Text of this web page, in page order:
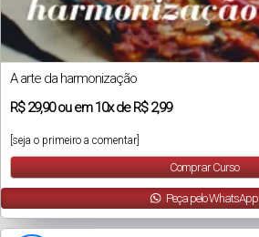
A arte da harmonização
R$29,90ou em10xdeR$ 2,99
[seja o primeiro a comentar]
Comprar Curso
Peça pelo WhatsApp